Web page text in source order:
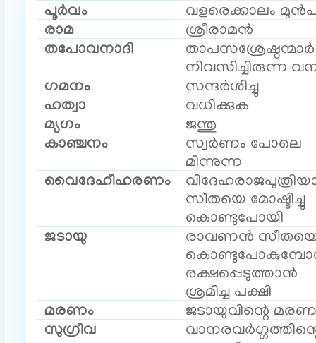
പൂർവം
വളരെക്കാലം
രാമ
ശ്രീരാമൻ
തപോവനാദി
താപസശ്രേഷ്ഠന്മാർ
നിവസിച്ചിരുന്ന
ഗമനം
സന്ദർശിച്ചു
ഹത്വാ
വധിക്കുക
മ്യഗം
ജന്തു
കാഞ്ചനം
സ്വർണം പോലെ
മിന്നുന്ന
വൈദേഹീഹരണം
സീതയെ മോഷ്ടിച്ചു
കൊണ്ടുപോയി
ജടായു
രാവണൻ
രക്ഷപ്പെടുത്താൻ
ശ്രമിച്ച പക്ഷി
മരണം
ജടായുവിന്റെ
സുഗ്രീവ